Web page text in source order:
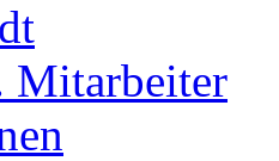
Mitarbeiter